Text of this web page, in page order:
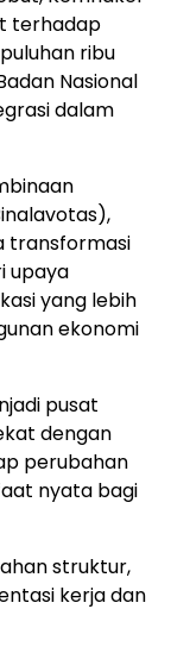
terhadap
ribu
Nasional
dalam
transformasi
upaya
yang lebih
ekonomi
pusat
dengan
perubahan
nyata bagi
struktur,
kerja dan